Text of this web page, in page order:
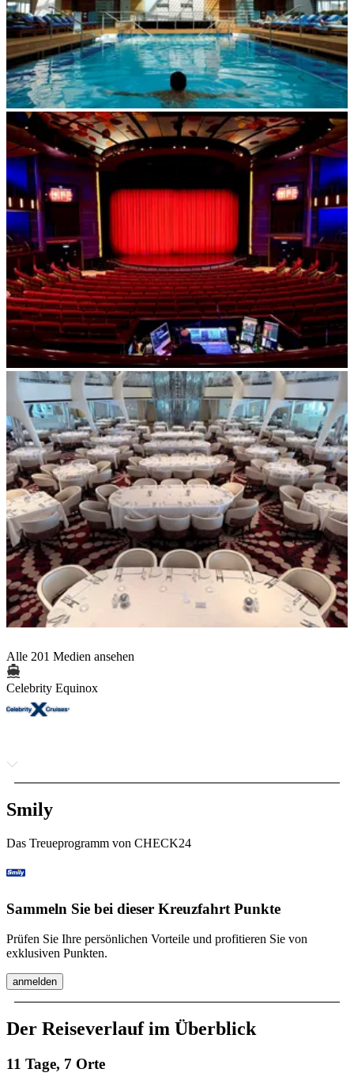
Alle 201 Medien ansehen
Celebrity Equinox
Smily
Das Treueprogramm von CHECK24
Sammeln Sie bei dieser Kreuzfahrt Punkte
Prüfen Sie Ihre persönlichen Vorteile und profitieren Sie von
exklusiven Punkten.
anmelden
Der Reiseverlauf im Überblick
11 Tage, 7 Orte